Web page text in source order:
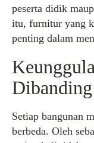
peserta didik
itu, furnitur yang
penting dalam
Setiap bangunan
berbeda. Oleh